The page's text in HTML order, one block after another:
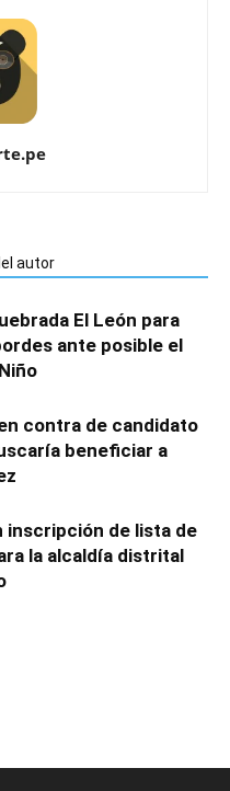
autor
El León para
ante posible el
contra de candidato
beneficiar a
inscripción de lista de
la alcaldía distrital